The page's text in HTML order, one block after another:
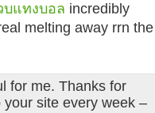
บแทงบอล incredibly
melting away rrn the
for me. Thanks for
site every week –